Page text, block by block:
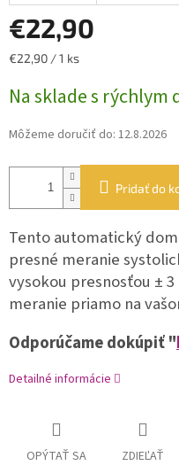
€22,90
Jednotková
€22,90 / 1 ks
Na sklade s rýchlym
Môžeme doručiť do: 12.8.2026
Pridať do
Tento automatický
presné meranie
vysokou presnosťou ±
meranie priamo na
Odporúčame dokúpiť "
Detailné informácie
OPÝTAŤ SA ZDIEĽAŤ